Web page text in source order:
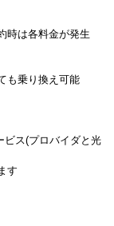
時は各料金が発生
も乗り換え可能
ビス(プロバイダと光
す